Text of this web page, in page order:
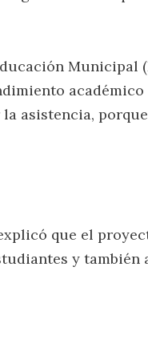
Municipal
asistencia,
que el
y